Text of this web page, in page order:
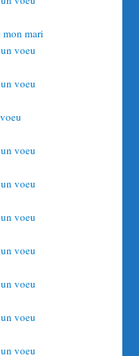
mon mari
voeu
voeu
voeu
voeu
voeu
voeu
voeu
voeu
voeu